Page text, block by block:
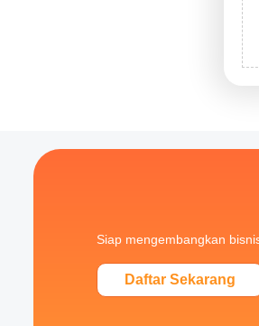
Siap mengembangkan
Daftar Sekarang